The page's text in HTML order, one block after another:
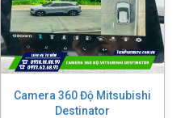
Camera 360 Độ Mitsubishi
Destinator